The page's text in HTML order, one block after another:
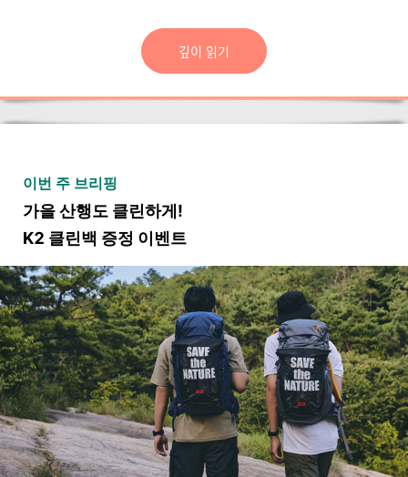
깊이 읽기
이번 주 브리핑
가을 산행도 클린하게!
K2 클린백 증정 이벤트